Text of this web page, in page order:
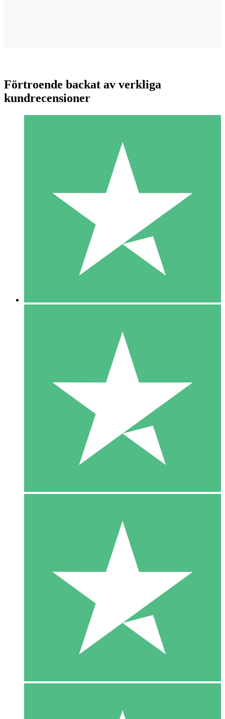
Individuella Kreditpaket
Betala per användning med nedladdningskrediter. Inget
1 Nedladdningar
10 00
10 Nedladdningar
20 00
Förtroende backat av verkliga
kundrecensioner